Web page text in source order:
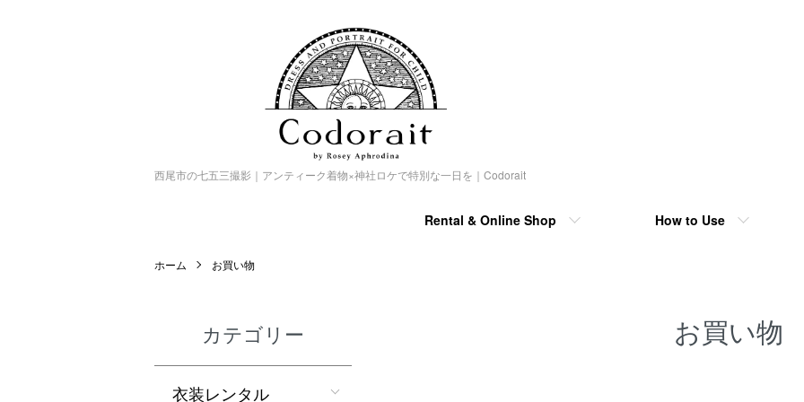
西尾市の七五三撮影｜アンティーク着物×神社ロケで特別な一日を｜Codorait
Rental & Online Shop How to Use
ホーム お買い物
お買い物
カテゴリー
衣装レンタル